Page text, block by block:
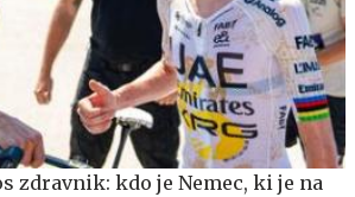
zdravnik: kdo je Nemec, ki je na